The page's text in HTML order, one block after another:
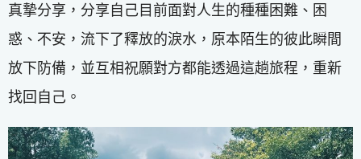
真摯分享，分享自己目前面對人生的種種困難、困
惑、不安，流下了釋放的淚水，原本陌生的彼此瞬間
放下防備，並互相祝願對方都能透過這趟旅程，重新
找回自己。